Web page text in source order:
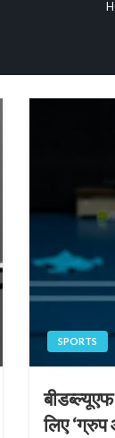
SPORTS
लिए